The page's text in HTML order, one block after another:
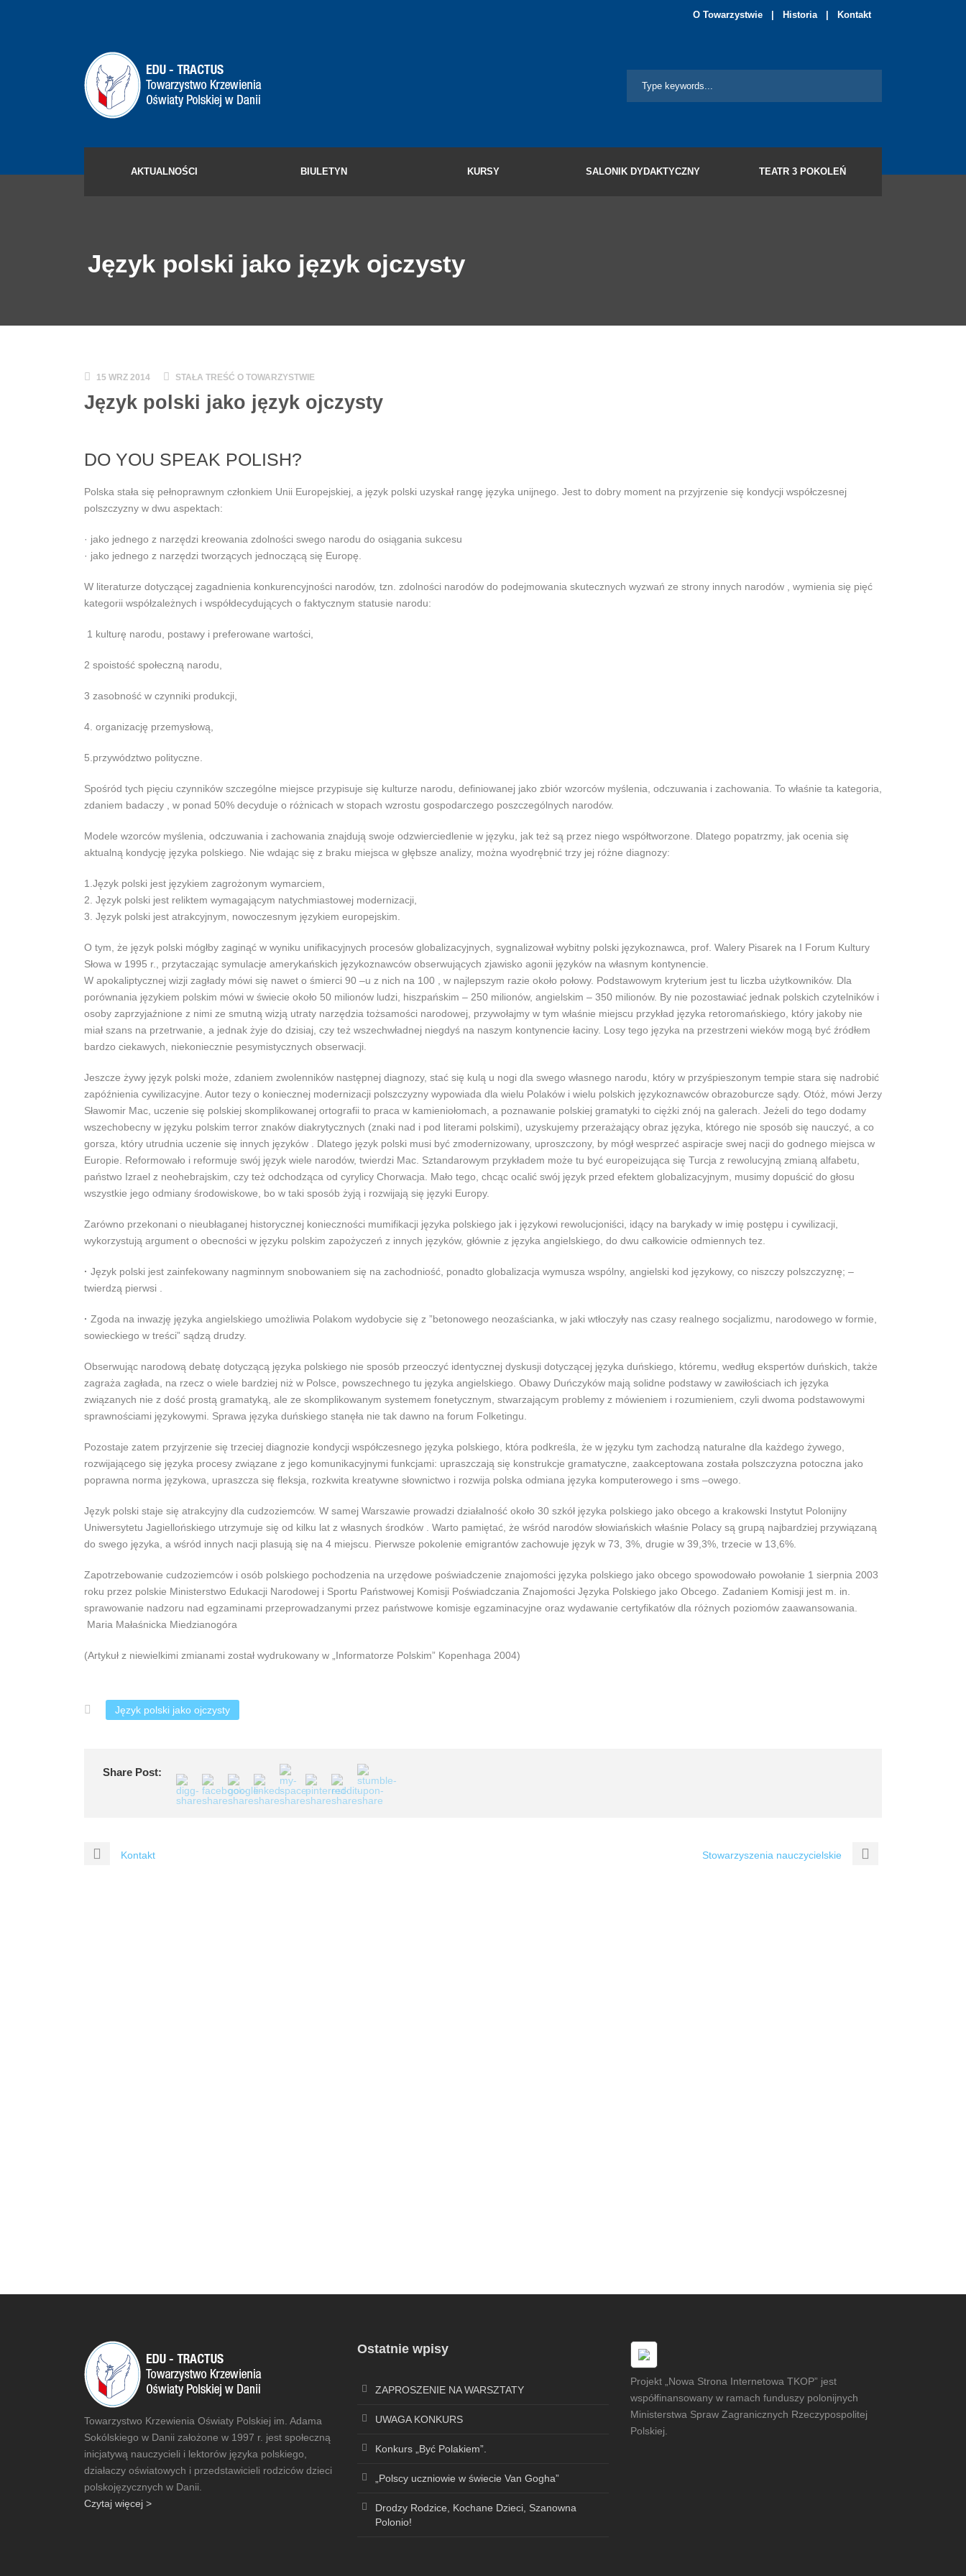
O Towarzystwie Historia Kontakt
AKTUALNOŚCI BIULETYN KURSY SALONIK DYDAKTYCZNY TEATR 3 POKOLEŃ
Język polski jako język ojczysty
15 WRZ 2014 STAŁA TREŚĆ O TOWARZYSTWIE
Język polski jako język ojczysty
DO YOU SPEAK POLISH?
Polska stała się pełnoprawnym członkiem Unii Europejskiej, a język polski uzyskał rangę języka unijnego. Jest to dobry moment na przyjrzenie się kondycji współczesnej
polszczyzny w dwu aspektach:
· jako jednego z narzędzi kreowania zdolności swego narodu do osiągania sukcesu
· jako jednego z narzędzi tworzących jednoczącą się Europę.
W literaturze dotyczącej zagadnienia konkurencyjności narodów, tzn. zdolności narodów do podejmowania skutecznych wyzwań ze strony innych narodów , wymienia się pięć
kategorii współzależnych i współdecydujących o faktycznym statusie narodu:
1 kulturę narodu, postawy i preferowane wartości,
2 spoistość społeczną narodu,
3 zasobność w czynniki produkcji,
4. organizację przemysłową,
5.przywództwo polityczne.
Spośród tych pięciu czynników szczególne miejsce przypisuje się kulturze narodu, definiowanej jako zbiór wzorców myślenia, odczuwania i zachowania. To właśnie ta kategoria,
zdaniem badaczy , w ponad 50% decyduje o różnicach w stopach wzrostu gospodarczego poszczególnych narodów.
Modele wzorców myślenia, odczuwania i zachowania znajdują swoje odzwierciedlenie w języku, jak też są przez niego współtworzone. Dlatego popatrzmy, jak ocenia się
aktualną kondycję języka polskiego. Nie wdając się z braku miejsca w głębsze analizy, można wyodrębnić trzy jej różne diagnozy:
1.Język polski jest językiem zagrożonym wymarciem,
2. Język polski jest reliktem wymagającym natychmiastowej modernizacji,
3. Język polski jest atrakcyjnym, nowoczesnym językiem europejskim.
O tym, że język polski mógłby zaginąć w wyniku unifikacyjnych procesów globalizacyjnych, sygnalizował wybitny polski językoznawca, prof. Walery Pisarek na I Forum Kultury
Słowa w 1995 r., przytaczając symulacje amerykańskich językoznawców obserwujących zjawisko agonii języków na własnym kontynencie.
W apokaliptycznej wizji zagłady mówi się nawet o śmierci 90 –u z nich na 100 , w najlepszym razie około połowy. Podstawowym kryterium jest tu liczba użytkowników. Dla
porównania językiem polskim mówi w świecie około 50 milionów ludzi, hiszpańskim – 250 milionów, angielskim – 350 milionów. By nie pozostawiać jednak polskich czytelników i
osoby zaprzyjaźnione z nimi ze smutną wizją utraty narzędzia tożsamości narodowej, przywołajmy w tym właśnie miejscu przykład języka retoromańskiego, który jakoby nie
miał szans na przetrwanie, a jednak żyje do dzisiaj, czy też wszechwładnej niegdyś na naszym kontynencie łaciny. Losy tego języka na przestrzeni wieków mogą być źródłem
bardzo ciekawych, niekoniecznie pesymistycznych obserwacji.
Jeszcze żywy język polski może, zdaniem zwolenników następnej diagnozy, stać się kulą u nogi dla swego własnego narodu, który w przyśpieszonym tempie stara się nadrobić
zapóźnienia cywilizacyjne. Autor tezy o koniecznej modernizacji polszczyzny wypowiada dla wielu Polaków i wielu polskich językoznawców obrazoburcze sądy. Otóż, mówi Jerzy
Sławomir Mac, uczenie się polskiej skomplikowanej ortografii to praca w kamieniołomach, a poznawanie polskiej gramatyki to ciężki znój na galerach. Jeżeli do tego dodamy
wszechobecny w języku polskim terror znaków diakrytycznych (znaki nad i pod literami polskimi), uzyskujemy przerażający obraz języka, którego nie sposób się nauczyć, a co
gorsza, który utrudnia uczenie się innych języków . Dlatego język polski musi być zmodernizowany, uproszczony, by mógł wesprzeć aspiracje swej nacji do godnego miejsca w
Europie. Reformowało i reformuje swój język wiele narodów, twierdzi Mac. Sztandarowym przykładem może tu być europeizująca się Turcja z rewolucyjną zmianą alfabetu,
państwo Izrael z neohebrajskim, czy też odchodząca od cyrylicy Chorwacja. Mało tego, chcąc ocalić swój język przed efektem globalizacyjnym, musimy dopuścić do głosu
wszystkie jego odmiany środowiskowe, bo w taki sposób żyją i rozwijają się języki Europy.
Zarówno przekonani o nieubłaganej historycznej konieczności mumifikacji języka polskiego jak i językowi rewolucjoniści, idący na barykady w imię postępu i cywilizacji,
wykorzystują argument o obecności w języku polskim zapożyczeń z innych języków, głównie z języka angielskiego, do dwu całkowicie odmiennych tez.
· Język polski jest zainfekowany nagminnym snobowaniem się na zachodniość, ponadto globalizacja wymusza wspólny, angielski kod językowy, co niszczy polszczyznę; –
twierdzą pierwsi .
· Zgoda na inwazję języka angielskiego umożliwia Polakom wydobycie się z ”betonowego neozaścianka, w jaki wtłoczyły nas czasy realnego socjalizmu, narodowego w formie,
sowieckiego w treści” sądzą drudzy.
Obserwując narodową debatę dotyczącą języka polskiego nie sposób przeoczyć identycznej dyskusji dotyczącej języka duńskiego, któremu, według ekspertów duńskich, także
zagraża zagłada, na rzecz o wiele bardziej niż w Polsce, powszechnego tu języka angielskiego. Obawy Duńczyków mają solidne podstawy w zawiłościach ich języka
związanych nie z dość prostą gramatyką, ale ze skomplikowanym systemem fonetycznym, stwarzającym problemy z mówieniem i rozumieniem, czyli dwoma podstawowymi
sprawnościami językowymi. Sprawa języka duńskiego stanęła nie tak dawno na forum Folketingu.
Pozostaje zatem przyjrzenie się trzeciej diagnozie kondycji współczesnego języka polskiego, która podkreśla, że w języku tym zachodzą naturalne dla każdego żywego,
rozwijającego się języka procesy związane z jego komunikacyjnymi funkcjami: upraszczają się konstrukcje gramatyczne, zaakceptowana została polszczyzna potoczna jako
poprawna norma językowa, upraszcza się fleksja, rozkwita kreatywne słownictwo i rozwija polska odmiana języka komputerowego i sms –owego.
Język polski staje się atrakcyjny dla cudzoziemców. W samej Warszawie prowadzi działalność około 30 szkół języka polskiego jako obcego a krakowski Instytut Polonijny
Uniwersytetu Jagiellońskiego utrzymuje się od kilku lat z własnych środków . Warto pamiętać, że wśród narodów słowiańskich właśnie Polacy są grupą najbardziej przywiązaną
do swego języka, a wśród innych nacji plasują się na 4 miejscu. Pierwsze pokolenie emigrantów zachowuje język w 73, 3%, drugie w 39,3%, trzecie w 13,6%.
Zapotrzebowanie cudzoziemców i osób polskiego pochodzenia na urzędowe poświadczenie znajomości języka polskiego jako obcego spowodowało powołanie 1 sierpnia 2003
roku przez polskie Ministerstwo Edukacji Narodowej i Sportu Państwowej Komisji Poświadczania Znajomości Języka Polskiego jako Obcego. Zadaniem Komisji jest m. in.
sprawowanie nadzoru nad egzaminami przeprowadzanymi przez państwowe komisje egzaminacyjne oraz wydawanie certyfikatów dla różnych poziomów zaawansowania.
Maria Małaśnicka Miedzianogóra
(Artykuł z niewielkimi zmianami został wydrukowany w „Informatorze Polskim” Kopenhaga 2004)
Język polski jako ojczysty
Share Post:
Kontakt Stowarzyszenia nauczycielskie
Towarzystwo Krzewienia Oświaty Polskiej im. Adama
Sokólskiego w Danii założone w 1997 r. jest społeczną
inicjatywą nauczycieli i lektorów języka polskiego,
działaczy oświatowych i przedstawicieli rodziców dzieci
polskojęzycznych w Danii.
Czytaj więcej >
Ostatnie wpisy
ZAPROSZENIE NA WARSZTATY
UWAGA KONKURS
Konkurs „Być Polakiem”.
„Polscy uczniowie w świecie Van Gogha”
Drodzy Rodzice, Kochane Dzieci, Szanowna
Polonio!
Projekt „Nowa Strona Internetowa TKOP” jest
współfinansowany w ramach funduszy polonijnych
Ministerstwa Spraw Zagranicznych Rzeczypospolitej
Polskiej.